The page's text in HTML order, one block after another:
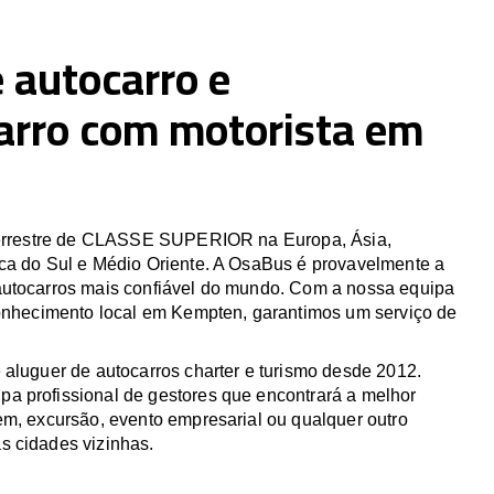
e
com motorista em
de CLASSE SUPERIOR na Europa, Ásia,
do Sul e Médio Oriente. A OsaBus é provavelmente a
mais confiável do mundo. Com a nossa equipa
local em Kempten, garantimos um serviço de
de autocarros charter e turismo desde 2012.
profissional de gestores que encontrará a melhor
excursão, evento empresarial ou qualquer outro
cidades vizinhas.